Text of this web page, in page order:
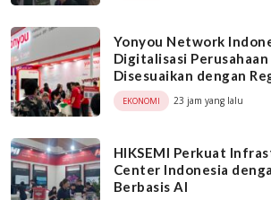
Yonyou Network
Digitalisasi Perusahaan
Disesuaikan dengan
EKONOMI 23 jam yang lalu
HIKSEMI Perkuat
Center Indonesia
Berbasis AI